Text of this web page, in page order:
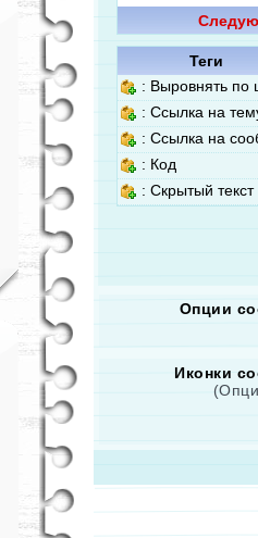
Теги
: Выровнять по
: Ссылка на
: Ссылка на
: Код
: Скрытый текст
Опции
Иконки